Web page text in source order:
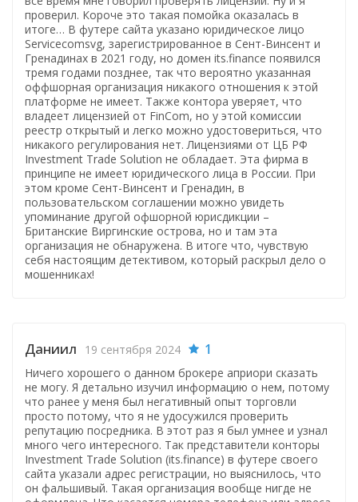
проверил. Короче это такая помойка оказалась в
итоге… В футере сайта указано юридическое лицо
Servicecomsvg, зарегистрированное в Сент-Винсент и
Гренадинах в 2021 году, но домен its.finance появился
тремя годами позднее, так что вероятно указанная
оффшорная организация никакого отношения к этой
платформе не имеет. Также контора уверяет, что
владеет лицензией от FinCom, но у этой комиссии
реестр открытый и легко можно удостовериться, что
никакого регулирования нет. Лицензиями от ЦБ РФ
Investment Trade Solution не обладает. Эта фирма в
принципе не имеет юридического лица в России. При
этом кроме Сент-Винсент и Гренадин, в
пользовательском соглашении можно увидеть
упоминание другой офшорной юрисдикции –
Британские Виргинские острова, но и там эта
организация не обнаружена. В итоге что, чувствую
себя настоящим детективом, который раскрыл дело о
мошенниках!
Даниил 19 сентября 2024 1
Ничего хорошего о данном брокере априори сказать
не могу. Я детально изучил информацию о нем, потому
что ранее у меня был негативный опыт торговли
просто потому, что я не удосужился проверить
репутацию посредника. В этот раз я был умнее и узнал
много чего интересного. Так представители конторы
Investment Trade Solution (its.finance) в футере своего
сайта указали адрес регистрации, но выяснилось, что
он фальшивый. Такая организация вообще нигде не